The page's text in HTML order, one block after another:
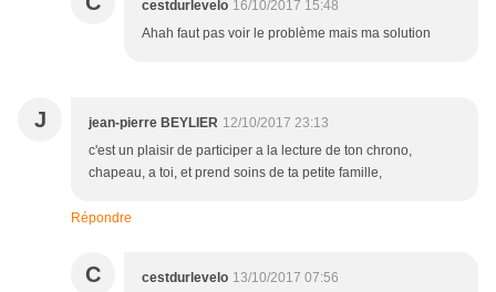
cestdurlevelo 16/10/2017 15:48
Ahah faut pas voir le problème mais ma solution
J jean-pierre BEYLIER 12/10/2017 23:13
c'est un plaisir de participer a la lecture de ton chrono,
chapeau, a toi, et prend soins de ta petite famille,
Répondre
C cestdurlevelo 13/10/2017 07:56